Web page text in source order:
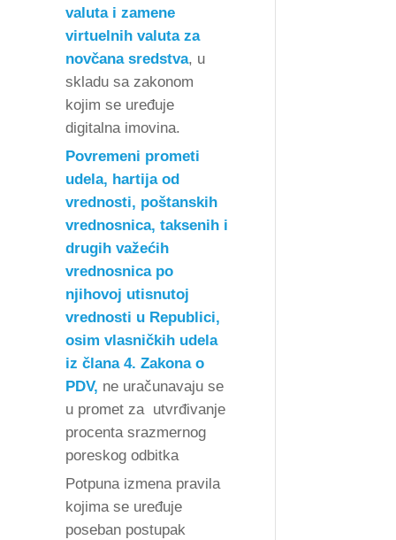
valuta i zamene
virtuelnih valuta za
novčana sredstva, u
skladu sa zakonom
kojim se uređuje
digitalna imovina.
Povremeni prometi
udela, hartija od
vrednosti, poštanskih
vrednosnica, taksenih i
drugih važećih
vrednosnica po
njihovoj utisnutoj
vrednosti u Republici,
osim vlasničkih udela
iz člana 4. Zakona o
PDV, ne uračunavaju se
u promet za utvrđivanje
procenta srazmernog
poreskog odbitka
Potpuna izmena pravila
kojima se uređuje
poseban postupak